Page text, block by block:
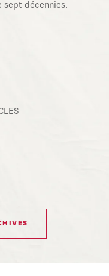
sept décennies.